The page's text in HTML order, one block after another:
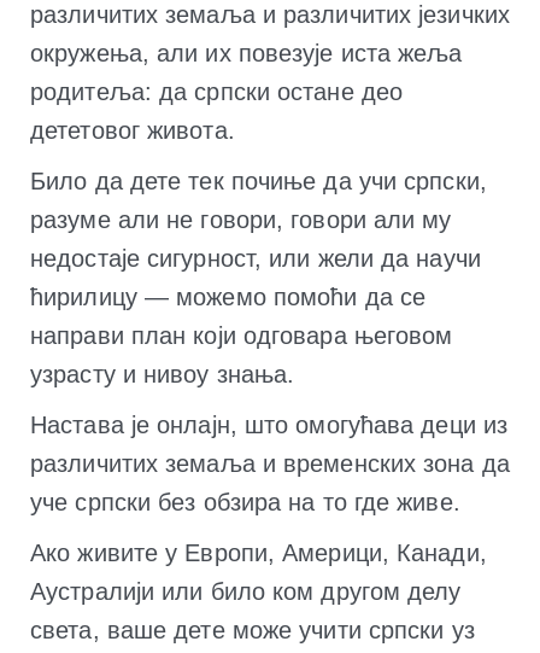
различитих земаља и различитих језичких
окружења, али их повезује иста жеља
родитеља: да српски остане део
дететовог живота.
Било да дете тек почиње да учи српски,
разуме али не говори, говори али му
недостаје сигурност, или жели да научи
ћирилицу — можемо помоћи да се
направи план који одговара његовом
узрасту и нивоу знања.
Настава је онлајн, што омогућава деци из
различитих земаља и временских зона да
уче српски без обзира на то где живе.
Ако живите у Европи, Америци, Канади,
Аустралији или било ком другом делу
света, ваше дете може учити српски уз